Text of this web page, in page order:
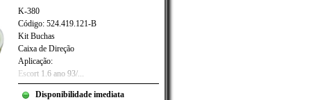
K-380
Código: 524.419.121-B
Kit Buchas
Caixa de Direção
Aplicação:
Escort 1.6 ano 93/...
Disponibilidade imediata